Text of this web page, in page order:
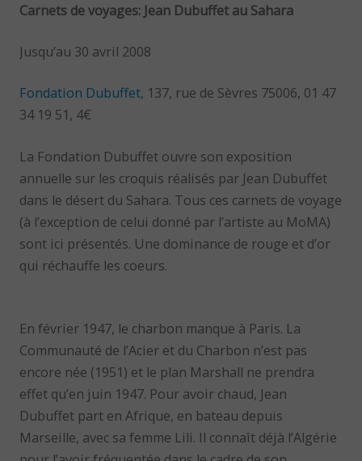
Carnets de voyages: Jean Dubuffet au Sahara
Jusqu’au 30 avril 2008
Fondation Dubuffet, 137, rue de Sèvres 75006, 01 47
34 19 51, 4€
La Fondation Dubuffet ouvre son exposition
annuelle sur les croquis réalisés par Jean Dubuffet
dans le désert du Sahara. Tous ces carnets de voyage
(à l’exception de celui donné par l’artiste au MoMA)
sont ici présentés. Une dominance de rouge et d’or
qui réchauffe les coeurs.
En février 1947, le charbon manque à Paris. La
Communauté de l’Acier et du Charbon n’est pas
encore née (1951) et le plan Marshall ne prendra
effet qu’en juin 1947. Pour avoir chaud, Jean
Dubuffet part en Afrique, en bateau depuis
Marseille, avec sa femme Lili. Il connaît déjà l’Algérie